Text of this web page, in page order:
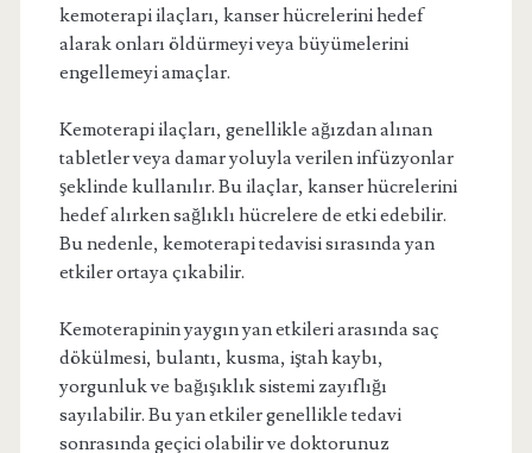
kemoterapi ilaçları, kanser hücrelerini hedef
alarak onları öldürmeyi veya büyümelerini
engellemeyi amaçlar.
Kemoterapi ilaçları, genellikle ağızdan alınan
tabletler veya damar yoluyla verilen infüzyonlar
şeklinde kullanılır. Bu ilaçlar, kanser hücrelerini
hedef alırken sağlıklı hücrelere de etki edebilir.
Bu nedenle, kemoterapi tedavisi sırasında yan
etkiler ortaya çıkabilir.
Kemoterapinin yaygın yan etkileri arasında saç
dökülmesi, bulantı, kusma, iştah kaybı,
yorgunluk ve bağışıklık sistemi zayıflığı
sayılabilir. Bu yan etkiler genellikle tedavi
sonrasında geçici olabilir ve doktorunuz